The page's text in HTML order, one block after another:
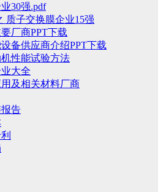
30强.pdf
质子交换膜企业15强
厂商PPT下载
备供应商介绍PPT下载
性能试验方法
大全
及相关材料厂商
告